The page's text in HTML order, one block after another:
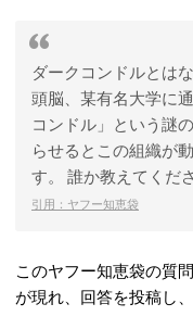
ダークコンドルとは
頭脳、某有名大学に
コンドル」という謎
らせるとこの組織が
す。 誰か教えてくださ
引用：ヤフー知恵袋
このヤフー知恵袋の質
が現れ、回答を投稿し